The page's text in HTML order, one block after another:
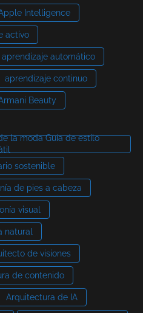
Intelligence
activo
aprendizaje automático
aprendizaje continuo
Beauty
la moda Guía de estilo
sostenible
de pies a cabeza
visual
natural
de visiones
de contenido
Arquitectura de IA